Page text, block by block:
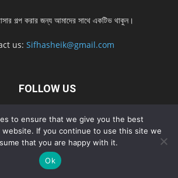
গল্প করার জন্য আমাদের সাথে একটিভ থাকুন।
us: Sifhasheik@gmail.com
FOLLOW US
us Privacy Policy শ্রেনী
শ্রেনী – mobile
সব গল্প নতুন সব গল্প – mobile
নতুন সব গল্প 2022
নতুন সব গল্প 2022 – mobile
to ensure that we give you the best
If you continue to use this site we
that you are happy with it.
Ok